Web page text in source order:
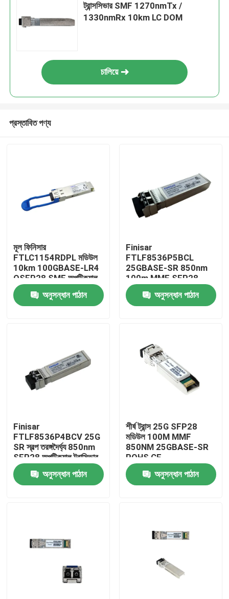
বাড়ি
আমাদের সম্পর্কে
মান নিয়ন্ত্রণ
যোগাযোগ করুন
ট্রান্সসিভার SMF 1270nmTx /
1330nmRx 10km LC DOM
চালিয়ে
প্রস্তাবিত পণ্য
মূল ফিনিসার
FTLC1154RDPL মডিউল
10km 100GBASE-LR4
QSFP28 SMF অপটিক্যাল
ট্রান্সিভার
অনুসন্ধান পাঠান
Finisar
FTLF8536P5BCL
25GBASE-SR 850nm
100m MMF SFP28-
25G-SR অপটিক্যাল ট্রান্সিভার
মডিউল
অনুসন্ধান পাঠান
Finisar
FTLF8536P4BCV 25G
SR স্বল্প তরঙ্গদৈর্ঘ্য 850nm
SFP28 অপটিক্যাল ট্রান্সিভার
অনুসন্ধান পাঠান
শীর্ষ ট্রান্স 25G SFP28
মডিউল 100M MMF
850NM 25GBASE-SR
ROHS CE
অনুসন্ধান পাঠান